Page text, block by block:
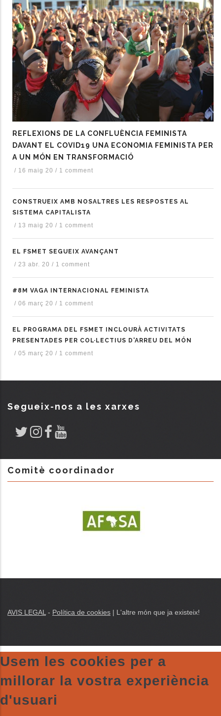
REFLEXIONS DE LA CONFLUÈNCIA FEMINISTA
DAVANT EL COVID19 UNA ECONOMIA FEMINISTA PER
A UN MÓN EN TRANSFORMACIÓ
/ 16 maig 20 / 1 comment
CONSTRUEIX AMB NOSALTRES LES RESPOSTES AL
SISTEMA CAPITALISTA
/ 13 maig 20 / 1 comment
EL FSMET SEGUEIX AVANÇANT
/ 23 abr. 20 / 1 comment
#8M VAGA INTERNACIONAL FEMINISTA
/ 06 març 20 / 1 comment
EL PROGRAMA DEL FSMET INCLOURÀ ACTIVITATS
PRESENTADES PER COL·LECTIUS D'ARREU DEL MÓN
/ 05 març 20 / 1 comment
Segueix-nos a les xarxes
Comitè coordinador
AVIS LEGAL - Política de cookies | L'altre món que ja existeix!
Usem les cookies per a
millorar la vostra experiència
d'usuari